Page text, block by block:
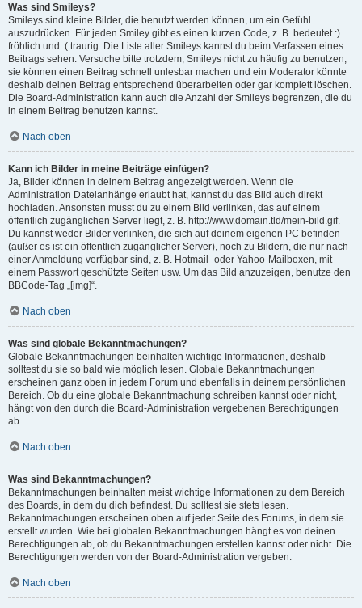
Was sind Smileys?
Smileys sind kleine Bilder, die benutzt werden können, um ein Gefühl
auszudrücken. Für jeden Smiley gibt es einen kurzen Code, z. B. bedeutet :)
fröhlich und :( traurig. Die Liste aller Smileys kannst du beim Verfassen eines
Beitrags sehen. Versuche bitte trotzdem, Smileys nicht zu häufig zu benutzen,
sie können einen Beitrag schnell unlesbar machen und ein Moderator könnte
deshalb deinen Beitrag entsprechend überarbeiten oder gar komplett löschen.
Die Board-Administration kann auch die Anzahl der Smileys begrenzen, die du
in einem Beitrag benutzen kannst.
Nach oben
Kann ich Bilder in meine Beiträge einfügen?
Ja, Bilder können in deinem Beitrag angezeigt werden. Wenn die
Administration Dateianhänge erlaubt hat, kannst du das Bild auch direkt
hochladen. Ansonsten musst du zu einem Bild verlinken, das auf einem
öffentlich zugänglichen Server liegt, z. B. http://www.domain.tld/mein-bild.gif.
Du kannst weder Bilder verlinken, die sich auf deinem eigenen PC befinden
(außer es ist ein öffentlich zugänglicher Server), noch zu Bildern, die nur nach
einer Anmeldung verfügbar sind, z. B. Hotmail- oder Yahoo-Mailboxen, mit
einem Passwort geschützte Seiten usw. Um das Bild anzuzeigen, benutze den
BBCode-Tag „[img]“.
Nach oben
Was sind globale Bekanntmachungen?
Globale Bekanntmachungen beinhalten wichtige Informationen, deshalb
solltest du sie so bald wie möglich lesen. Globale Bekanntmachungen
erscheinen ganz oben in jedem Forum und ebenfalls in deinem persönlichen
Bereich. Ob du eine globale Bekanntmachung schreiben kannst oder nicht,
hängt von den durch die Board-Administration vergebenen Berechtigungen
ab.
Nach oben
Was sind Bekanntmachungen?
Bekanntmachungen beinhalten meist wichtige Informationen zu dem Bereich
des Boards, in dem du dich befindest. Du solltest sie stets lesen.
Bekanntmachungen erscheinen oben auf jeder Seite des Forums, in dem sie
erstellt wurden. Wie bei globalen Bekanntmachungen hängt es von deinen
Berechtigungen ab, ob du Bekanntmachungen erstellen kannst oder nicht. Die
Berechtigungen werden von der Board-Administration vergeben.
Nach oben